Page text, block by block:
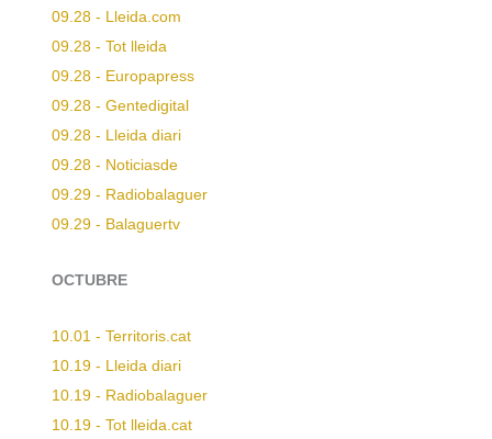
09.28 - Lleida.com
09.28 - Tot lleida
09.28 - Europapress
09.28 - Gentedigital
09.28 - Lleida diari
09.28 - Noticiasde
09.29 - Radiobalaguer
09.29 - Balaguertv
OCTUBRE
10.01 - Territoris.cat
10.19 - Lleida diari
10.19 - Radiobalaguer
10.19 - Tot lleida.cat